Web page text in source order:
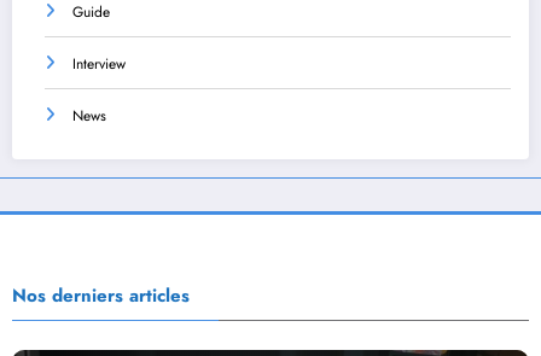
Guide
Interview
News
Nos derniers articles